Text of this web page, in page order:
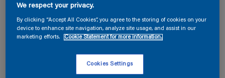
Kun tilgængelig i butikken
We respect your privacy.
By clicking “Accept All Cookies”, you agree to the storing of cookies on your
device to enhance site navigation, analyze site usage, and assist in our
marketing efforts.
Cookie Statement for more information.
Cookies Settings